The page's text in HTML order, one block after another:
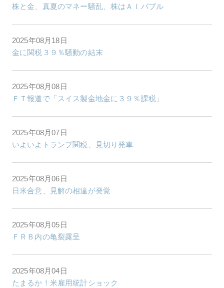
株と金、真夏のマネー騒乱、株はＡＩバブル
2025年08月18日
金に関税３９％騒動の結末
2025年08月08日
ＦＴ報道で「スイス製金地金に３９％課税」
2025年08月07日
いよいよトランプ関税、見切り発車
2025年08月06日
日米合意、見解の相違が発覚
2025年08月05日
ＦＲＢ内の亀裂露呈
2025年08月04日
たまるか！米雇用統計ショック